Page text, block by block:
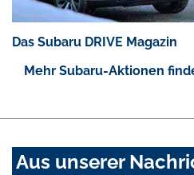
Das Subaru DRIVE Magazin
Mehr Subaru-Aktionen
Aus unserer